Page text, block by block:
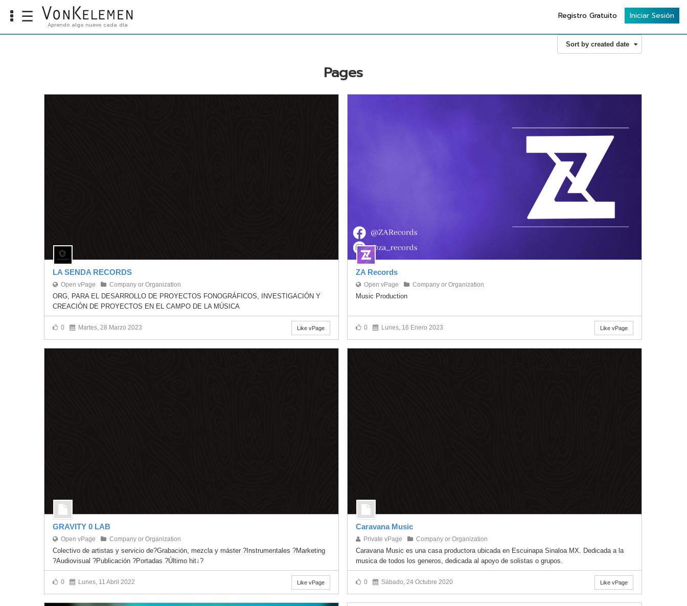
Info
Notifications
☰ Aprendo algo nuevo cada día
Registro Gratuito Iniciar Sesión
Sort by created date
Pages
LA SENDA RECORDS
Open vPage Company or Organization
ORG, PARA EL DESARROLLO DE PROYECTOS FONOGRÁFICOS, INVESTIGACIÓN Y
CREACIÓN DE PROYECTOS EN EL CAMPO DE LA MÚSICA
0 Martes, 28 Marzo 2023 Like vPage
ZA Records
Open vPage Company or Organization
Music Production
0 Lunes, 16 Enero 2023 Like vPage
GRAVITY 0 LAB
Open vPage Company or Organization
Colectivo de artistas y servicio de?Grabación, mezcla y máster ?Instrumentales ?Marketing
?Audiovisual ?Publicación ?Portadas ?Último hit↓?
0 Lunes, 11 Abril 2022 Like vPage
Caravana Music
Private vPage Company or Organization
Caravana Music es una casa productora ubicada en Escuinapa Sinaloa MX. Dedicada a la
musica de todos los generos, dedicada al apoyo de solistas o grupos.
0 Sábado, 24 Octubre 2020 Like vPage